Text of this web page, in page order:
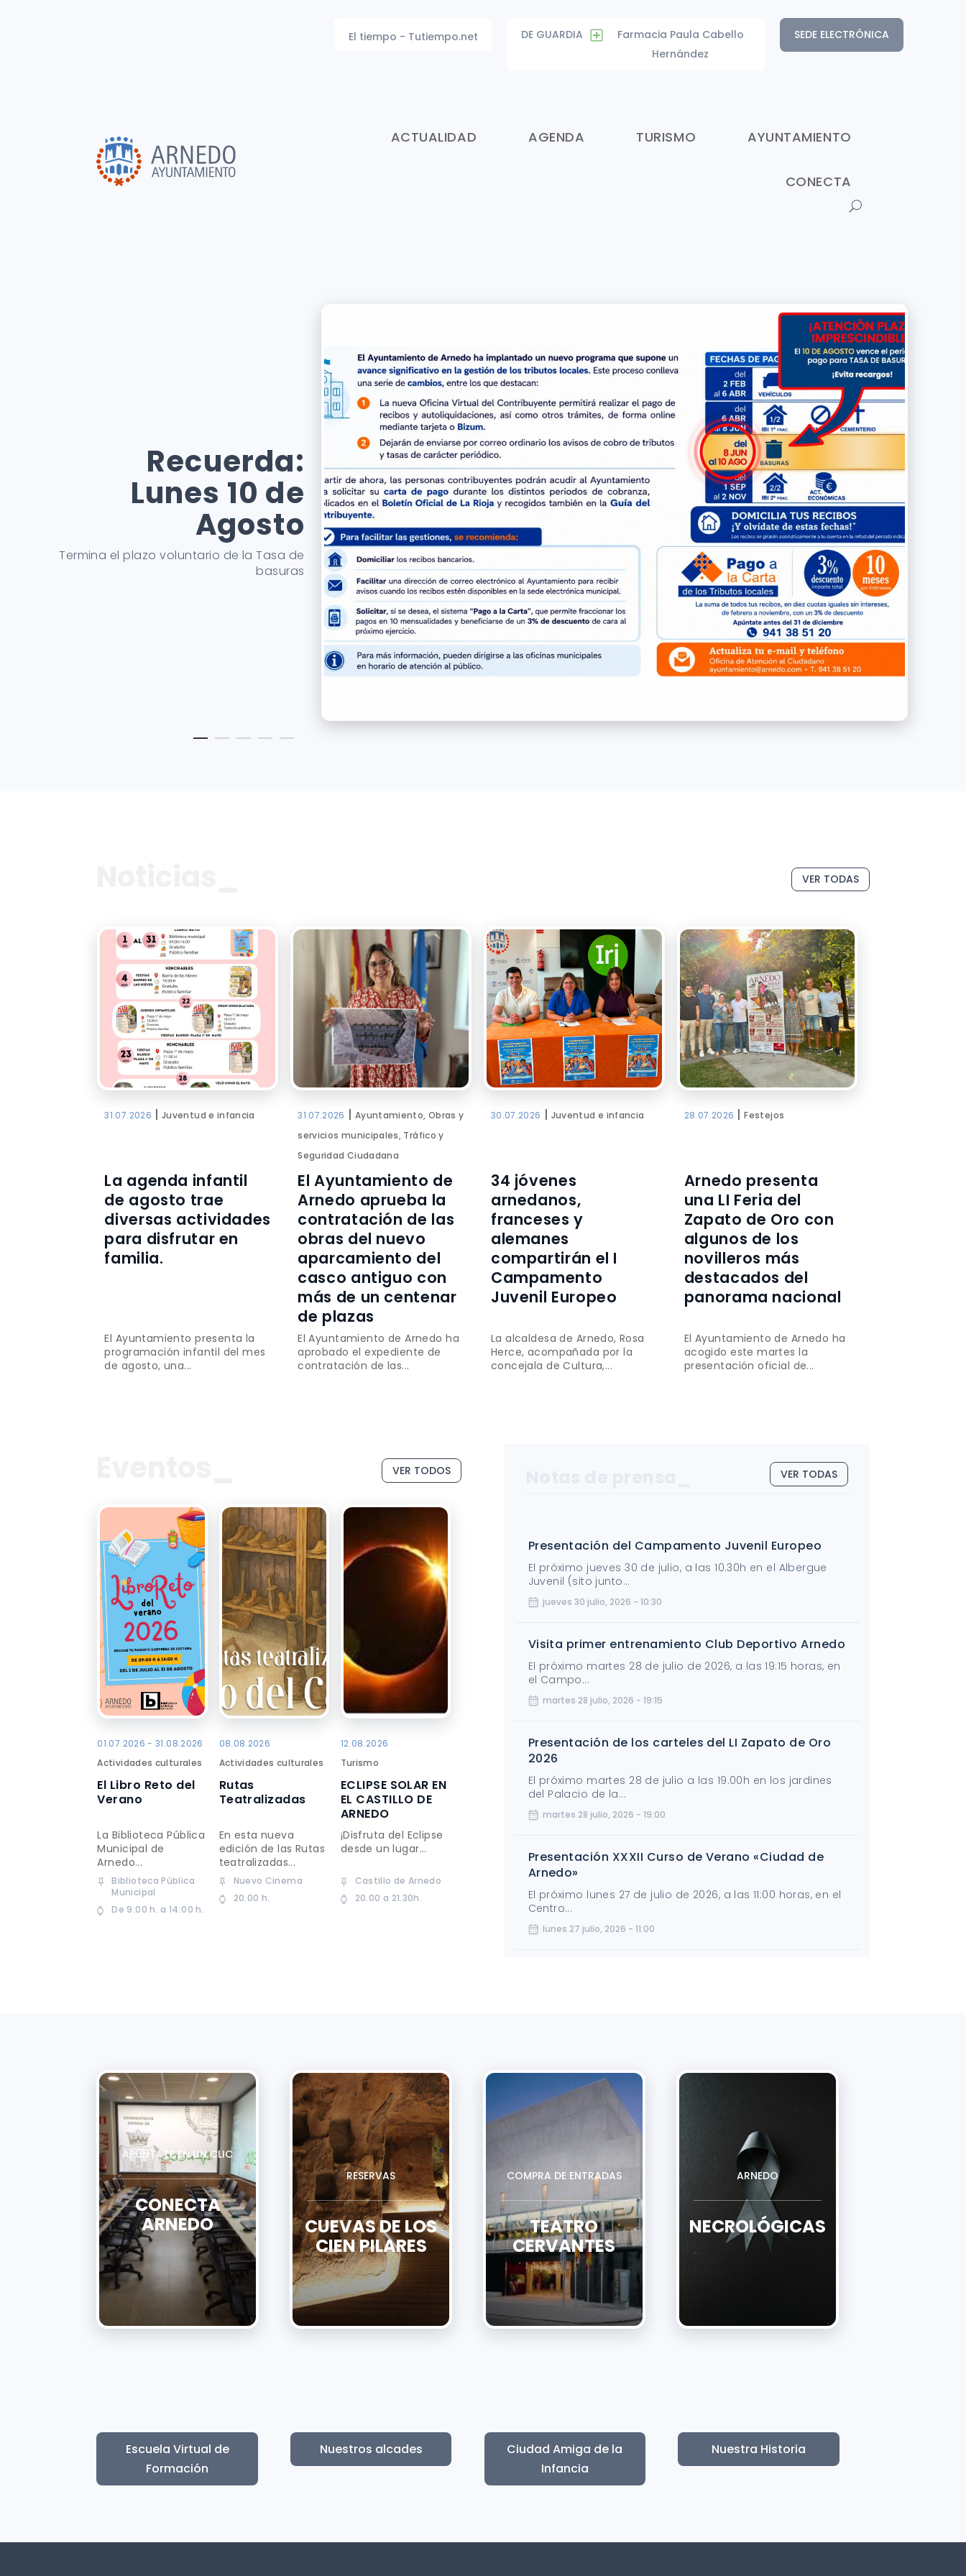
SEDE ELECTRÓNICA
DE GUARDIA
Farmacia Paula Cabello
Hernández
El tiempo - Tutiempo.net
ACTUALIDAD AGENDA TURISMO AYUNTAMIENTO
CONECTA
Recuerda:
Lunes 10 de
Agosto
Termina el plazo voluntario de la Tasa de
basuras
VER TODAS
31.07.2026 |Juventud e infancia
La agenda infantil
de agosto trae
diversas actividades
para disfrutar en
familia.
El Ayuntamiento presenta la
programación infantil del mes
de agosto, una...
31.07.2026 | Ayuntamiento, Obras y
servicios municipales, Tráfico y
Seguridad Ciudadana
El Ayuntamiento de
Arnedo aprueba la
contratación de las
obras del nuevo
aparcamiento del
casco antiguo con
más de un centenar
de plazas
El Ayuntamiento de Arnedo ha
aprobado el expediente de
contratación de las...
30.07.2026 | Juventud e infancia
34 jóvenes
arnedanos,
franceses y
alemanes
compartirán el I
Campamento
Juvenil Europeo
La alcaldesa de Arnedo, Rosa
Herce, acompañada por la
concejala de Cultura,...
28.07.2026 |Festejos
Arnedo presenta
una LI Feria del
Zapato de Oro con
algunos de los
novilleros más
destacados del
panorama nacional
El Ayuntamiento de Arnedo ha
acogido este martes la
presentación oficial de...
VER TODOS
01.07.2026 - 31.08.2026
Actividades culturales
El Libro Reto del
Verano
La Biblioteca Pública
Municipal de
Arnedo...
Biblioteca Pública
Municipal
De 9:00 h. a 14:00 h.
08.08.2026
Actividades culturales
Rutas
Teatralizadas
En esta nueva
edición de las Rutas
teatralizadas...
Nuevo Cinema
20.00 h.
12.08.2026
Turismo
ECLIPSE SOLAR EN
EL CASTILLO DE
ARNEDO
¡Disfruta del Eclipse
desde un lugar...
Castillo de Arnedo
20.00 a 21.30h.
VER TODAS
Presentación del Campamento Juvenil Europeo
El próximo jueves 30 de julio, a las 10.30h en el Albergue
Juvenil (sito junto...
jueves 30 julio, 2026 - 10:30
Visita primer entrenamiento Club Deportivo Arnedo
El próximo martes 28 de julio de 2026, a las 19:15 horas, en
el Campo...
martes 28 julio, 2026 - 19:15
Presentación de los carteles del LI Zapato de Oro
2026
El próximo martes 28 de julio a las 19.00h en los jardines
del Palacio de la...
martes 28 julio, 2026 - 19:00
Presentación XXXII Curso de Verano «Ciudad de
Arnedo»
El próximo lunes 27 de julio de 2026, a las 11:00 horas, en el
Centro...
lunes 27 julio, 2026 - 11:00
APÚNTATE EN UN CLIC
CONECTA
ARNEDO
RESERVAS
CUEVAS DE LOS
CIEN PILARES
COMPRA DE ENTRADAS
TEATRO
CERVANTES
ARNEDO
NECROLÓGICAS
Escuela Virtual de
Formación
Nuestros alcades
Ciudad Amiga de la
Infancia
Nuestra Historia